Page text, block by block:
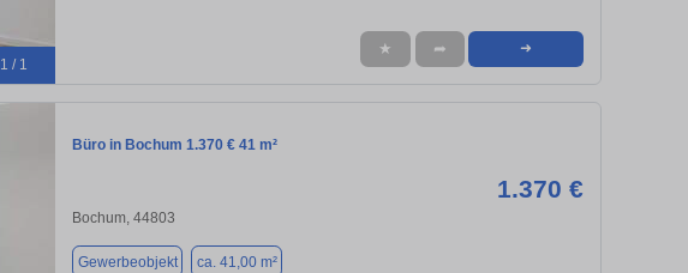
1 / 1
★ ➦ ➜
Büro in Bochum 1.370 € 41 m²
1.370 €
Bochum, 44803
Gewerbeobjekt ca. 41,00 m²